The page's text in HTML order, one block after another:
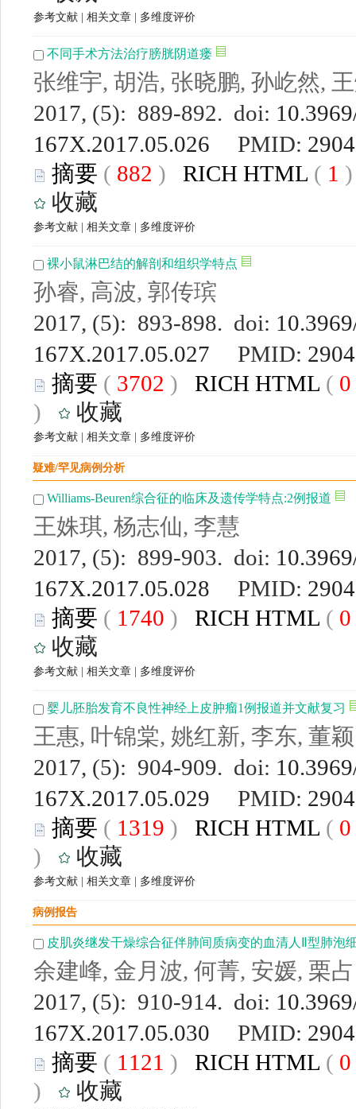
参考文献 相关文章 多维度评价
不同手术方法治疗膀胱阴道瘘
张维宇, 胡浩, 张晓鹏, 孙屹然,
2017, (5): 889-892. doi:
167X.2017.05.026 PMID:
摘要 ( 882 ) RICH HTML ( 1
收藏
参考文献 相关文章 多维度评价
裸小鼠淋巴结的解剖和组织学特点
孙睿, 高波, 郭传瑸
2017, (5): 893-898. doi:
167X.2017.05.027 PMID:
摘要 ( 3702 ) RICH HTML ( 0
)
收藏
参考文献 相关文章 多维度评价
疑难/罕见病例分析
Williams-Beuren综合征的临床及遗传学特点:2例报道
王姝琪, 杨志仙, 李慧
2017, (5): 899-903. doi:
167X.2017.05.028 PMID:
摘要 ( 1740 ) RICH HTML ( 0
收藏
参考文献 相关文章 多维度评价
婴儿胚胎发育不良性神经上皮肿瘤1例报道并文献复习
王惠, 叶锦棠, 姚红新, 李东, 董颖
2017, (5): 904-909. doi:
167X.2017.05.029 PMID:
摘要 ( 1319 ) RICH HTML ( 0
)
收藏
参考文献 相关文章 多维度评价
病例报告
皮肌炎继发干燥综合征伴肺间质病变的血清人Ⅱ型肺泡
余建峰, 金月波, 何菁, 安媛, 栗
2017, (5): 910-914. doi:
167X.2017.05.030 PMID:
摘要 ( 1121 ) RICH HTML ( 0
)
收藏